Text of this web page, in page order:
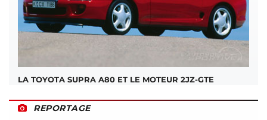
LA TOYOTA SUPRA A80 ET LE MOTEUR 2JZ-GTE
REPORTAGE